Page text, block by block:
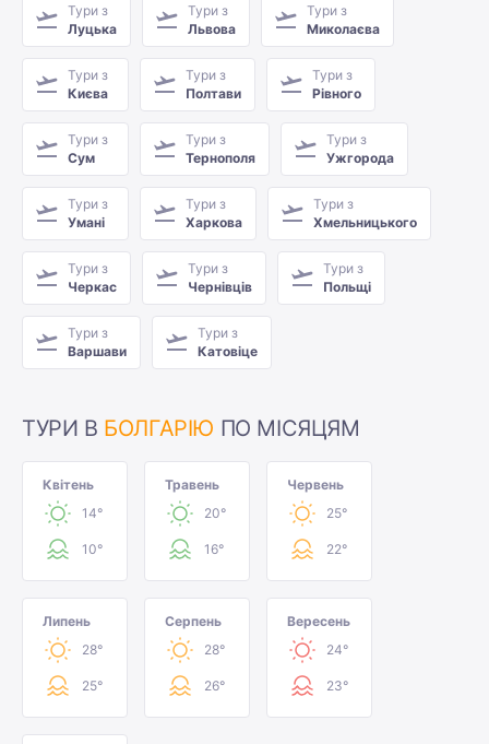
Тури з
Луцька
Тури з
Львова
Тури з
Миколаєва
Тури з
Києва
Тури з
Полтави
Тури з
Рівного
Тури з
Сум
Тури з
Тернополя
Тури з
Ужгорода
Тури з
Умані
Тури з
Харкова
Тури з
Хмельницького
Тури з
Черкас
Тури з
Чернівців
Тури з
Польщі
Тури з
Варшави
Тури з
Катовіце
ТУРИ В БОЛГАРІЮ ПО МІСЯЦЯМ
Квітень
14°
10°
Травень
20°
16°
Червень
25°
22°
Липень
28°
25°
Серпень
28°
26°
Вересень
24°
23°